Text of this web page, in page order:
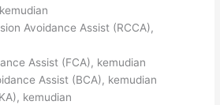
Avoidance Assist (RCCA),
Assist (FCA), kemudian
Assist (BCA), kemudian
kemudian